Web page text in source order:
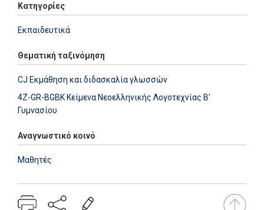
Κατηγορίες
Εκπαιδευτικά
Θεματική ταξινόμηση
CJ Εκμάθηση και διδασκαλία γλωσσών
4Z-GR-BGBK Κείμενα Νεοελληνικής Λογοτεχνίας Β'
Γυμνασίου
Αναγνωστικό κοινό
Μαθητές